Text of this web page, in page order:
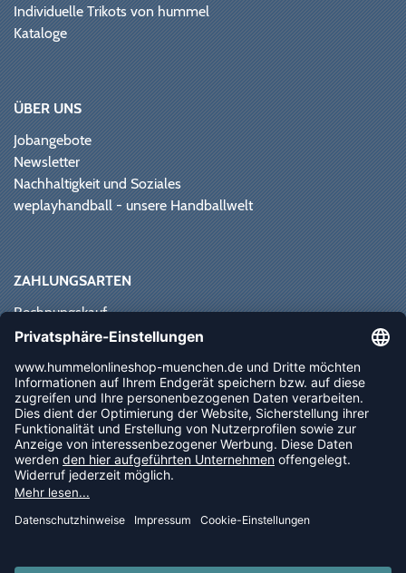
Individuelle Trikots von hummel
Kataloge
ÜBER UNS
Jobangebote
Newsletter
Nachhaltigkeit und Soziales
weplayhandball - unsere Handballwelt
ZAHLUNGSARTEN
Rechnungskauf
Paypal
Vorkasse
Sofortüberweisung
NEWSLETTER